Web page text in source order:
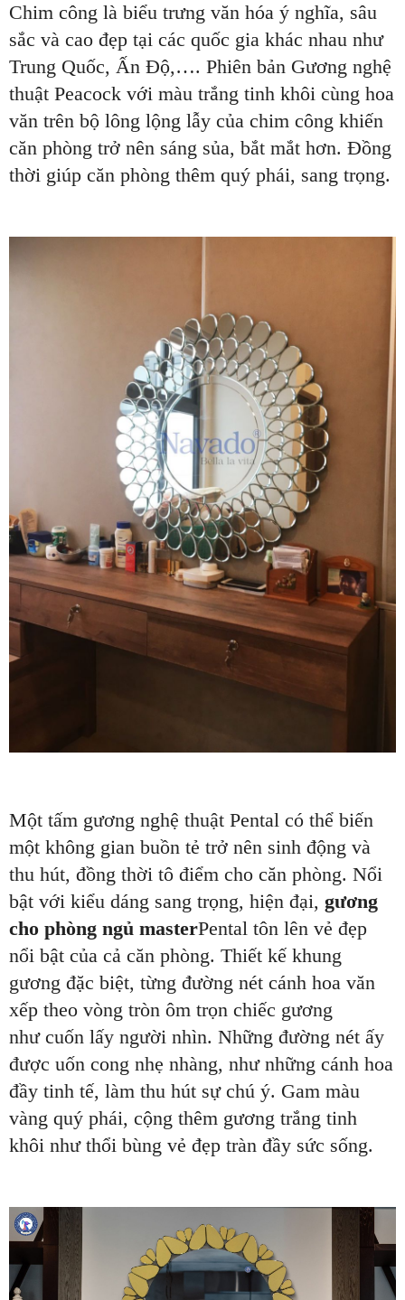
Chim công là biểu trưng văn hóa ý nghĩa, sâu
sắc và cao đẹp tại các quốc gia khác nhau như
Trung Quốc, Ấn Độ,…. Phiên bản Gương nghệ
thuật Peacock với màu trắng tinh khôi cùng hoa
văn trên bộ lông lộng lẫy của chim công khiến
căn phòng trở nên sáng sủa, bắt mắt hơn. Đồng
thời giúp căn phòng thêm quý phái, sang trọng.
Một tấm gương nghệ thuật Pental có thể biến
một không gian buồn tẻ trở nên sinh động và
thu hút, đồng thời tô điểm cho căn phòng. Nổi
bật với kiểu dáng sang trọng, hiện đại, gương
cho phòng ngủ masterPental tôn lên vẻ đẹp
nổi bật của cả căn phòng. Thiết kế khung
gương đặc biệt, từng đường nét cánh hoa văn
xếp theo vòng tròn ôm trọn chiếc gương
như cuốn lấy người nhìn. Những đường nét ấy
được uốn cong nhẹ nhàng, như những cánh hoa
đầy tinh tế, làm thu hút sự chú ý. Gam màu
vàng quý phái, cộng thêm gương trắng tinh
khôi như thổi bùng vẻ đẹp tràn đầy sức sống.